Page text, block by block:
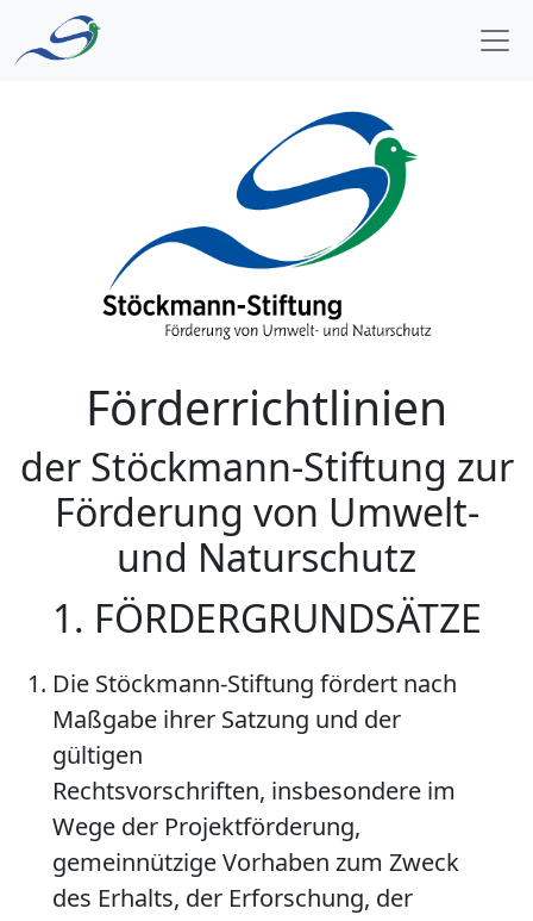
Zum Inhalt springen
Hauptnavigation
Förderrichtlinien
der Stöckmann-Stiftung zur
Förderung von Umwelt-
und Naturschutz
1. FÖRDERGRUNDSÄTZE
Die Stöckmann-Stiftung fördert nach
Maßgabe ihrer Satzung und der
gültigen
Rechtsvorschriften, insbesondere im
Wege der Projektförderung,
gemeinnützige Vorhaben zum Zweck
des Erhalts, der Erforschung, der